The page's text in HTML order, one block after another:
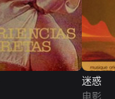
迷惑
电影